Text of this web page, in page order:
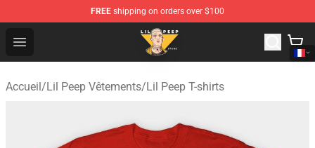
FREE shipping on orders over $100
Open menu
Lil Peep Store - Official Lil Peep Merchandise Shop
Accueil/Lil Peep Vêtements/Lil Peep T-shirts